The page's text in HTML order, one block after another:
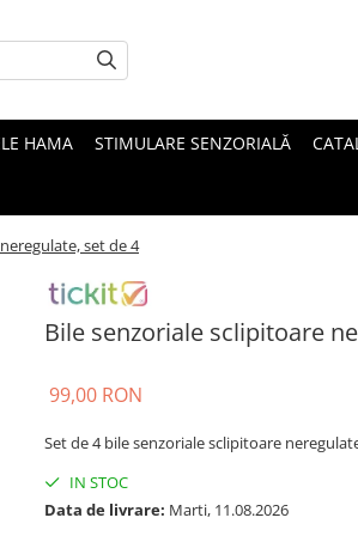
HAMA STIMULARE SENZORIALĂ
set de 4
Bile senzoriale sclipitoare
99,00 RON
Set de 4 bile senzoriale sclipitoare
IN STOC
Data de livrare: Marti, 11.08.2026